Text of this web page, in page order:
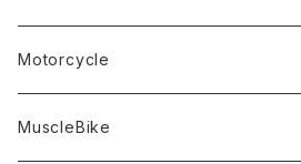
Motorcycle
MuscleBike